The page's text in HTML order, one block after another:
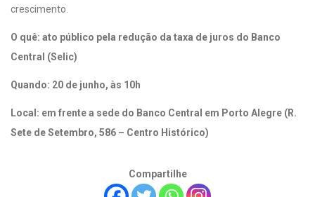
crescimento.
O quê: ato público pela redução da taxa de juros do Banco
Central (Selic)
Quando: 20 de junho, às 10h
Local: em frente a sede do Banco Central em Porto Alegre (R.
Sete de Setembro, 586 – Centro Histórico)
Compartilhe